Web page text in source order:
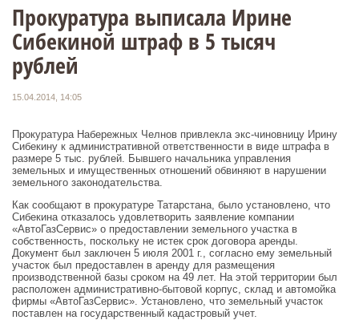
Прокуратура выписала Ирине
Сибекиной штраф в 5 тысяч
рублей
15.04.2014, 14:05
Прокуратура Набережных Челнов привлекла экс-чиновницу Ирину
Сибекину к административной ответственности в виде штрафа в
размере 5 тыс. рублей. Бывшего начальника управления
земельных и имущественных отношений обвиняют в нарушении
земельного законодательства.
Как сообщают в прокуратуре Татарстана, было установлено, что
Сибекина отказалось удовлетворить заявление компании
«АвтоГазСервис» о предоставлении земельного участка в
собственность, поскольку не истек срок договора аренды.
Документ был заключен 5 июля 2001 г., согласно ему земельный
участок был предоставлен в аренду для размещения
производственной базы сроком на 49 лет. На этой территории был
расположен административно-бытовой корпус, склад и автомойка
фирмы «АвтоГазСервис». Установлено, что земельный участок
поставлен на государственный кадастровый учет.